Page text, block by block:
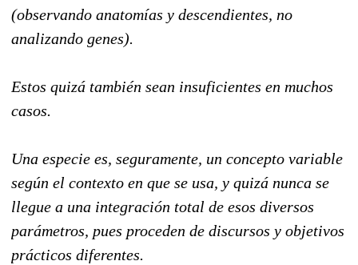
(observando anatomías y descendientes, no
analizando genes).
Estos quizá también sean insuficientes en muchos
casos.
Una especie es, seguramente, un concepto variable
según el contexto en que se usa, y quizá nunca se
llegue a una integración total de esos diversos
parámetros, pues proceden de discursos y objetivos
prácticos diferentes.